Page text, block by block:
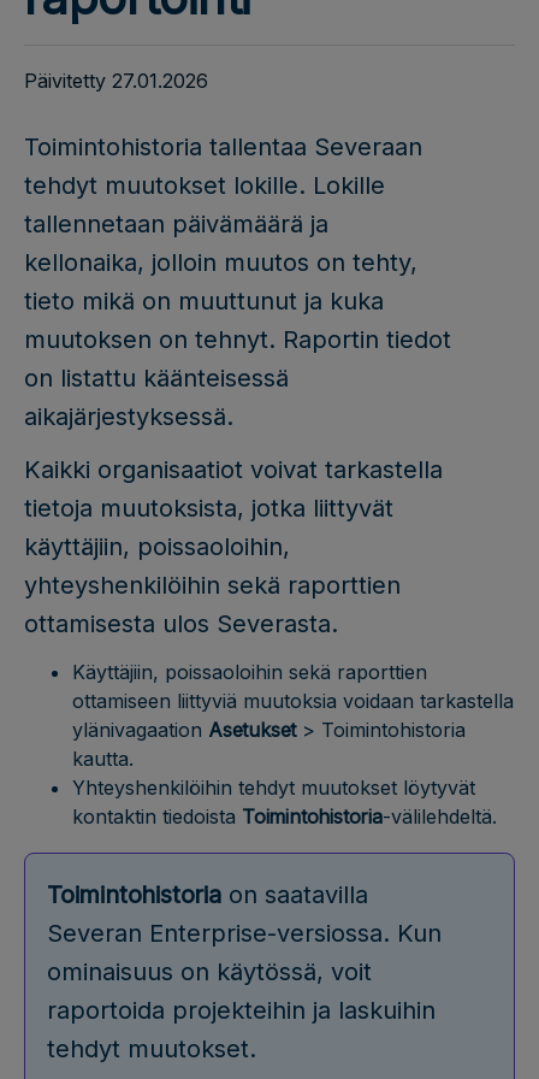
Päivitetty 27.01.2026
Toimintohistoria tallentaa Severaan
tehdyt muutokset lokille. Lokille
tallennetaan päivämäärä ja
kellonaika, jolloin muutos on tehty,
tieto mikä on muuttunut ja kuka
muutoksen on tehnyt. Raportin tiedot
on listattu käänteisessä
aikajärjestyksessä.
Kaikki organisaatiot voivat tarkastella
tietoja muutoksista, jotka liittyvät
käyttäjiin, poissaoloihin,
yhteyshenkilöihin sekä raporttien
ottamisesta ulos Severasta.
Käyttäjiin, poissaoloihin sekä raporttien
ottamiseen liittyviä muutoksia voidaan tarkastella
ylänivagaation Asetukset> Toimintohistoria
kautta.
Yhteyshenkilöihin tehdyt muutokset löytyvät
kontaktin tiedoista Toimintohistoria-välilehdeltä.
Toimintohistoriaon saatavilla
Severan Enterprise-versiossa. Kun
ominaisuus on käytössä, voit
raportoida projekteihin ja laskuihin
tehdyt muutokset.